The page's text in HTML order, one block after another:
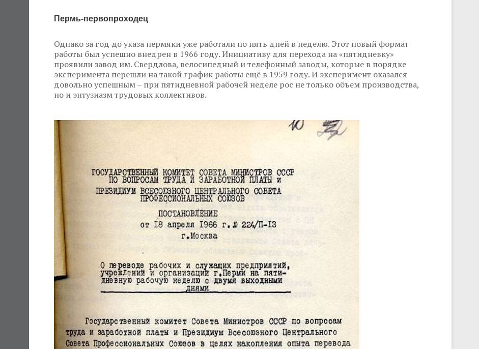
Пермь-первопроходец
Однако за год до указа пермяки уже работали по пять дней в неделю. Этот новый формат
работы был успешно внедрен в 1966 году. Инициативу для перехода на «пятидневку»
проявили завод им. Свердлова, велосипедный и телефонный заводы, которые в порядке
эксперимента перешли на такой график работы ещё в 1959 году. И эксперимент оказался
довольно успешным – при пятидневной рабочей неделе рос не только объем производства,
но и энтузиазм трудовых коллективов.